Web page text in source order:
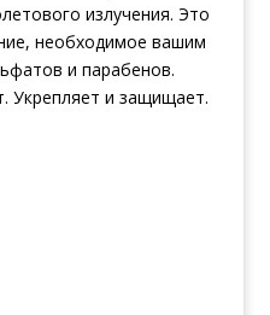
излучения. Это
необходимое вашим
и парабенов.
Укрепляет и защищает.